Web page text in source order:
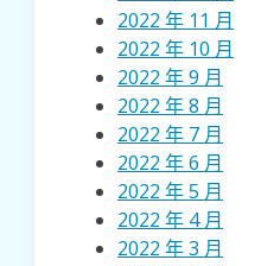
2022 年 11 月
2022 年 10 月
2022 年 9 月
2022 年 8 月
2022 年 7 月
2022 年 6 月
2022 年 5 月
2022 年 4 月
2022 年 3 月